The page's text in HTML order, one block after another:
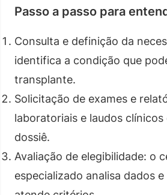
Passo a passo para
Consulta e definição da
identifica a condição que
transplante.
Solicitação de exames e
laboratoriais e laudos
dossiê.
Avaliação de elegibilidade: o
especializado analisa dados